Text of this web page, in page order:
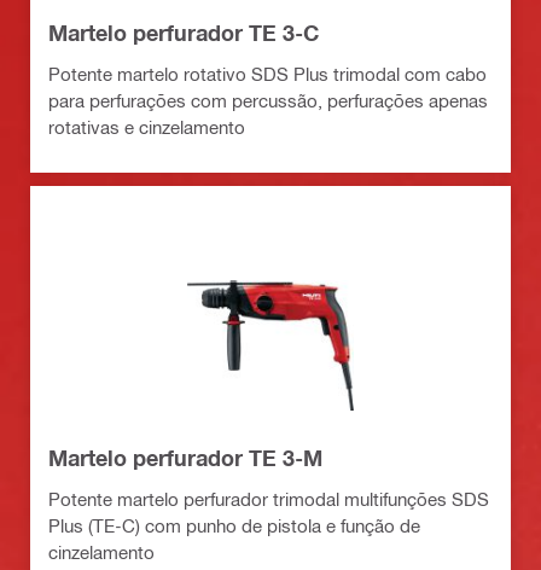
Martelo perfurador TE 3-C
Potente martelo rotativo SDS Plus trimodal com cabo
para perfurações com percussão, perfurações apenas
rotativas e cinzelamento
Martelo perfurador TE 3-M
Potente martelo perfurador trimodal multifunções SDS
Plus (TE-C) com punho de pistola e função de
cinzelamento